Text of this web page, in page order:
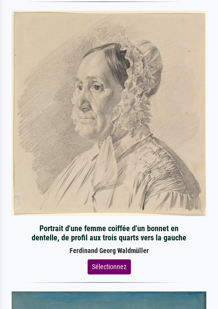
Portrait d'une femme coiffée d'un bonnet en
dentelle, de profil aux trois quarts vers la gauche
Ferdinand Georg Waldmüller
Sélectionnez